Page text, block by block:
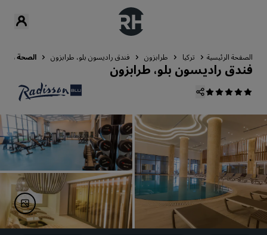
الصفحة الرئيسية تركيا طرابزون فندق راديسون بلو، طرابزون الصحة
فندق راديسون بلو، طرابزون